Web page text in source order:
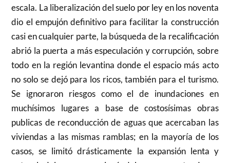
escala. La liberalización del suelo por ley en los noventa
dio el empujón definitivo para facilitar la construcción
casi en cualquier parte, la búsqueda de la recalificación
abrió la puerta a más especulación y corrupción, sobre
todo en la región levantina donde el espacio más acto
no solo se dejó para los ricos, también para el turismo.
Se ignoraron riesgos como el de inundaciones en
muchísimos lugares a base de costosísimas obras
publicas de reconducción de aguas que acercaban las
viviendas a las mismas ramblas; en la mayoría de los
casos, se limitó drásticamente la expansión lenta y